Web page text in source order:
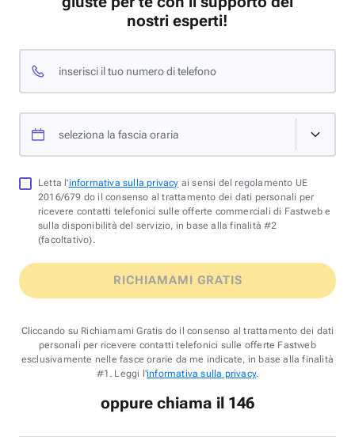
nostri esperti!
inserisci il tuo numero di telefono
seleziona la fascia oraria
Letta l'informativa sulla privacy ai sensi del regolamento UE
2016/679 do il consenso al trattamento dei dati personali per
ricevere contatti telefonici sulle offerte commerciali di Fastweb e
sulla disponibilità del servizio, in base alla finalità #2
(facoltativo).
RICHIAMAMI GRATIS
Cliccando su Richiamami Gratis do il consenso al trattamento dei dati
personali per ricevere contatti telefonici sulle offerte Fastweb
esclusivamente nelle fasce orarie da me indicate, in base alla finalità
#1. Leggi l'informativa sulla privacy.
oppure chiama il 146